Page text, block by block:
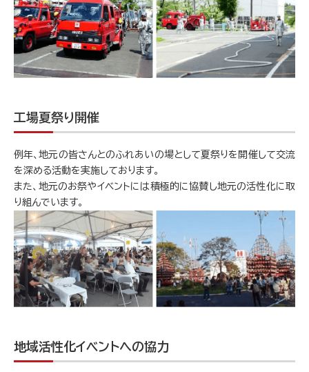
教育機関との連携を通じて、未来を担う若者たちの成長を
支えてまいります。 二本松実業高校生の皆さん、ありがとう
ございました！ 二本松実業高校のHPにも掲載いただきま
した！こちらもぜひご覧ください。
https://nihonmatsubh-
工場夏祭り開催
例年、地元の皆さんとのふれあいの場として夏祭りを開催して交流
を深める活動を実施しております。
また、地元のお祭やイベントには積極的に協賛し地元の活性化に取
り組んでいます。
地域活性化イベントへの協力